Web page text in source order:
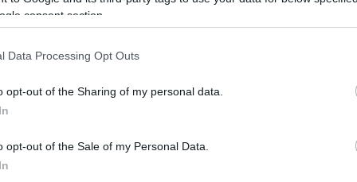
consent section.
Data Processing Opt Outs
opt-out of the Sharing of my personal data.
opt-out of the Sale of my Personal Data.
του για τους τίτλους που
«με το σύστημα» και αφήνοντας ως
δημιουργήθηκε μεταξύ τους.